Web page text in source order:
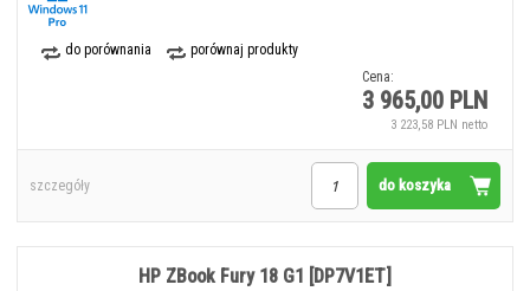
do porównania
porównaj produkty
Cena:
3 965,00 PLN
3 223,58 PLN netto
do koszyka
szczegóły
HP ZBook Fury 18 G1 [DP7V1ET]